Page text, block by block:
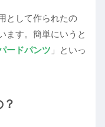
として作られたの
ます。簡単にいうと
ードパンツ 」といっ